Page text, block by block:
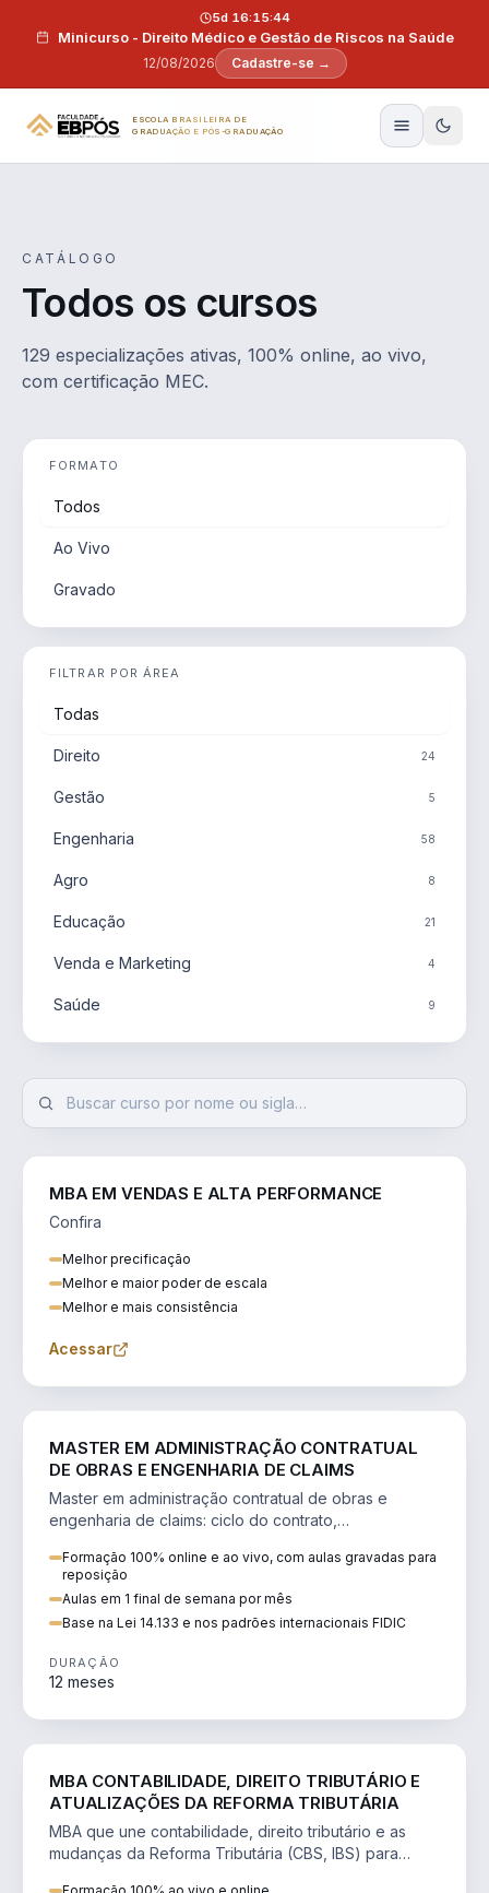
Minicurso - Direito Médico e Gestão de Riscos na Saúde
12/08/2026
5d 16:15:43
Cadastre-se →
ESCOLA BRASILEIRA DE
GRADUAÇÃO E PÓS-GRADUAÇÃO
CATÁLOGO
Todos os cursos
129 especializações ativas, 100% online, ao vivo,
com certificação MEC.
FORMATO
Todos
Ao Vivo
Gravado
FILTRAR POR ÁREA
Todas
Direito 24
Gestão 5
Engenharia 58
Agro 8
Educação 21
Venda e Marketing 4
Saúde 9
MBA EM VENDAS E ALTA PERFORMANCE
Confira
Melhor precificação
Melhor e maior poder de escala
Melhor e mais consistência
Acessar
MASTER EM ADMINISTRAÇÃO CONTRATUAL
DE OBRAS E ENGENHARIA DE CLAIMS
Master em administração contratual de obras e
engenharia de claims: ciclo do contrato,
Formação 100% online e ao vivo, com aulas gravadas para
reposição
Aulas em 1 final de semana por mês
Base na Lei 14.133 e nos padrões internacionais FIDIC
DURAÇÃO
12 meses
MBA CONTABILIDADE, DIREITO TRIBUTÁRIO E
ATUALIZAÇÕES DA REFORMA TRIBUTÁRIA
MBA que une contabilidade, direito tributário e as
mudanças da Reforma Tributária (CBS, IBS) para